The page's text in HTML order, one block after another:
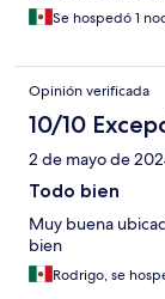
Se hospedó 1
Opinión verificada
10/10
2 de mayo de
Todo bien
Muy buena
bien
Rodrigo, se